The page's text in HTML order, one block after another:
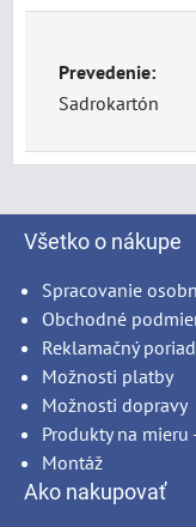
Prevedenie:
Sadrokartón
Všetko o nákupe
Spracovanie
Obchodné
Reklamačný
Možnosti platby
Možnosti dopravy
Produkty na
Montáž
Ako nakupovať